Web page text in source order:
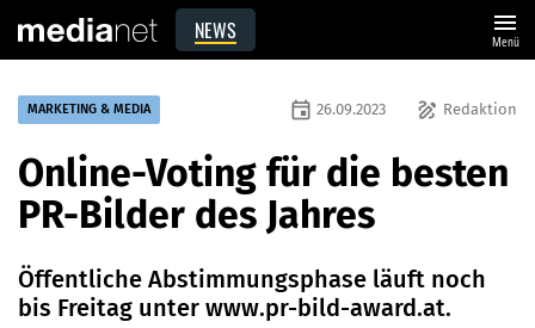
NEWS menu
Menü
MARKETING & MEDIA draw Redaktion
event 26.09.2023
Online-Voting für die besten
PR-Bilder des Jahres
Öffentliche Abstimmungsphase läuft noch
bis Freitag unter www.pr-bild-award.at.